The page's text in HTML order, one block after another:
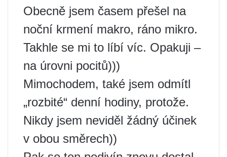
Obecně jsem časem přešel na
noční krmení makro, ráno mikro.
Takhle se mi to líbí víc. Opakuji –
na úrovni pocitů)))
Mimochodem, také jsem odmítl
„rozbité“ denní hodiny, protože.
Nikdy jsem neviděl žádný účinek
v obou směrech))